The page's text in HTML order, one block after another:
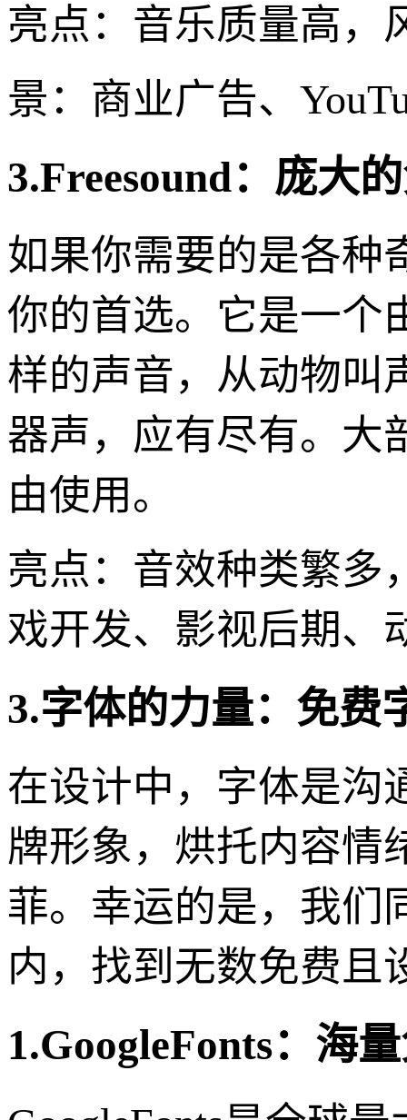
亮点：音乐质量高，
景：商业广告、
3.Freesound：庞大
如果你需要的是各种
你的首选。它是一个
样的声音，从动物叫
器声，应有尽有。大
由使用。
亮点：音效种类繁多
戏开发、影视后期、
3.字体的力量：免费
在设计中，字体是沟
牌形象，烘托内容情
菲。幸运的是，我们
内，找到无数免费且
1.GoogleFonts：海